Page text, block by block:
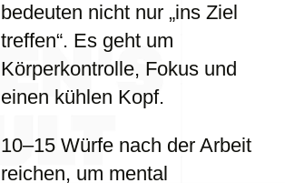
bedeuten nicht nur „ins Ziel
treffen“. Es geht um
Körperkontrolle, Fokus und
einen kühlen Kopf.
10–15 Würfe nach der Arbeit
reichen, um mental